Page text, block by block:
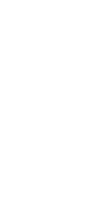
de modo a
tenha notado
–
a três vezes por
melhor controlo
não sendo tão
os
sendo eficazes a
a toxina botulínica
no primeiro mês